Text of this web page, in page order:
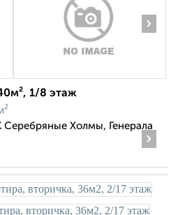
›
1/8 этаж
Холмы, Генерала
›